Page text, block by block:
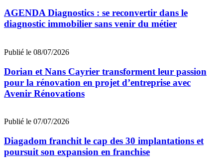
AGENDA Diagnostics : se reconvertir dans le
diagnostic immobilier sans venir du métier
Publié le 08/07/2026
Dorian et Nans Cayrier transforment leur passion
pour la rénovation en projet d’entreprise avec
Avenir Rénovations
Publié le 07/07/2026
Diagadom franchit le cap des 30 implantations et
poursuit son expansion en franchise